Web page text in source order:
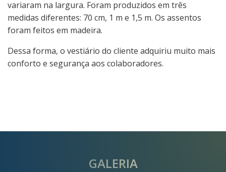
variaram na largura. Foram produzidos em três
medidas diferentes: 70 cm, 1 m e 1,5 m. Os assentos
foram feitos em madeira.
Dessa forma, o vestiário do cliente adquiriu muito mais
conforto e segurança aos colaboradores.
GALERIA